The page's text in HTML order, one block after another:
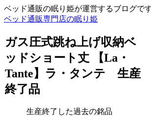
ベッド通販の眠り姫が運営するブログです
ベッド通販専門店の眠り姫
ガス圧式跳ね上げ収納ベ
ッドショート丈 【La・
Tante】ラ・タンテ 生産
終了品
生産終了した過去の銘品